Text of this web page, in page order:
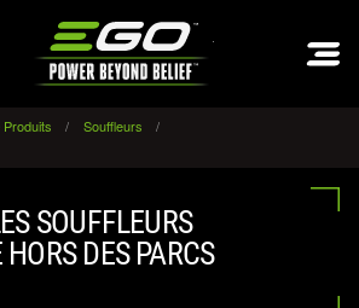
Souffleurs
SOUFFLEURS
DES PARCS